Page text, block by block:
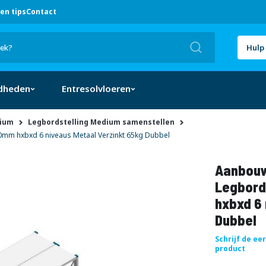
tipsContact
Hulp
Entresolvloeren
Legbordstelling Medium samenstellen
hxbxd 6 niveaus Metaal Verzinkt 65kg Dubbel
hxbxd
Dubbel
Schrijf de
product